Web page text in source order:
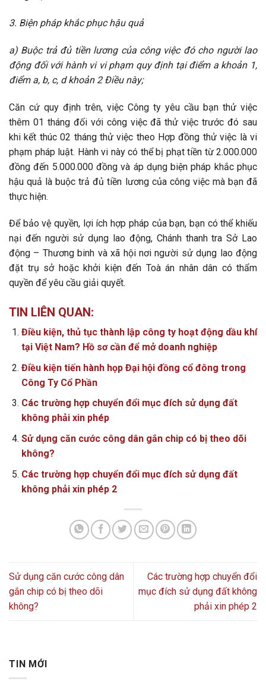
3. Biện pháp khắc phục hậu quả
a) Buộc trả đủ tiền lương của công việc đó cho người lao
động đối với hành vi vi phạm quy định tại điểm a khoản 1,
điểm a, b, c, d khoản 2 Điều này;
Căn cứ quy định trên, việc Công ty yêu cầu bạn thử việc
thêm 01 tháng đối với công việc đã thử việc trước đó sau
khi kết thúc 02 tháng thử việc theo Hợp đồng thử việc là vi
phạm pháp luật. Hành vi này có thể bị phạt tiền từ 2.000.000
đồng đến 5.000.000 đồng và áp dụng biện pháp khắc phục
hậu quả là buộc trả đủ tiền lương của công việc mà bạn đã
thực hiện.
Để bảo vệ quyền, lợi ích hợp pháp của bạn, bạn có thể khiếu
nại đến người sử dụng lao động, Chánh thanh tra Sở Lao
động – Thương binh và xã hội nơi người sử dụng lao động
đặt trụ sở hoặc khởi kiện đến Toà án nhân dân có thẩm
quyền để yêu cầu giải quyết.
TIN LIÊN QUAN:
Điều kiện, thủ tục thành lập công ty hoạt động dầu khí
tại Việt Nam? Hồ sơ cần để mở doanh nghiệp
Điều kiện tiến hành họp Đại hội đồng cổ đông trong
Công Ty Cổ Phần
Các trường hợp chuyển đổi mục đích sử dụng đất
không phải xin phép
Sử dụng căn cước công dân gắn chip có bị theo dõi
không?
Các trường hợp chuyển đổi mục đích sử dụng đất
không phải xin phép 2
Sử dụng căn cước công dân
gắn chip có bị theo dõi
không?
Các trường hợp chuyển đổi
mục đích sử dụng đất không
phải xin phép 2
TIN MỚI